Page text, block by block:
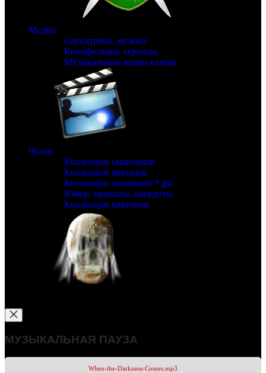
Медиа
Саундтреки, музыка
Кинофильмы, сериалы
Музыкальные видео клипы
Чулан
Коллекции смайликов
Коллекции аватарок
Коллекции анимации *.gif
Юмор, приколы, анекдоты
Коллекции картинок
МУЗЫКАЛЬНАЯ ПАУЗА
When-the-Darkness-Comes.mp3